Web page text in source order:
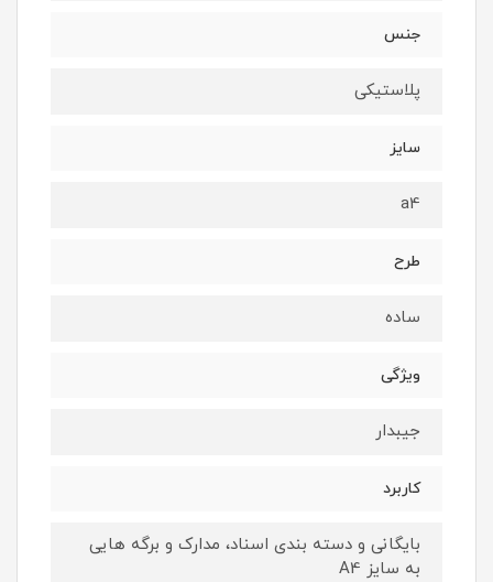
جنس
پلاستیکی
سایز
a4
طرح
ساده
ویژگی
جیبدار
کاربرد
بایگانی و دسته بندی اسناد، مدارک و برگه هایی
به سایز A4